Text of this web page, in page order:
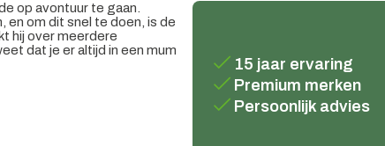
op avontuur te gaan.
om dit snel te doen, is de
hij over meerdere
dat je er altijd in een mum
15 jaar ervaring
Premium merken
Persoonlijk advies